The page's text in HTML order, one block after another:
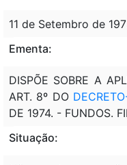
11 de Setembro de
Ementa:
DISPÕE SOBRE A
ART. 8º DO
DE 1974. - FUNDOS.
Situação: